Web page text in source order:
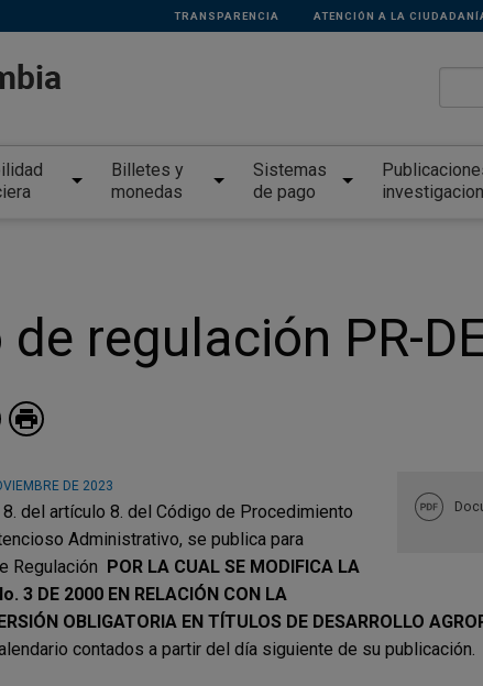
TRANSPARENCIA ATENCIÓN A LA
Billetes y
monedas
Sistemas
de pago
regulación PR-
Email
DE 2023
del artículo 8. del Código de Procedimiento
Administrativo, se publica para
Regulación POR LA CUAL SE MODIFICA LA
3 DE 2000 EN RELACIÓN CON LA
OBLIGATORIA EN TÍTULOS DE DESARROLLO
contados a partir del día siguiente de su publicación.